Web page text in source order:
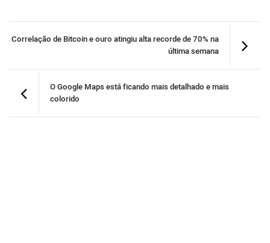
Correlação de Bitcoin e ouro atingiu alta recorde de 70% na
última semana
O Google Maps está ficando mais detalhado e mais
colorido